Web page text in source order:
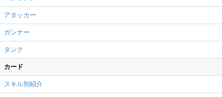
アタッカー
ガンナー
タンク
カード
スキル別紹介